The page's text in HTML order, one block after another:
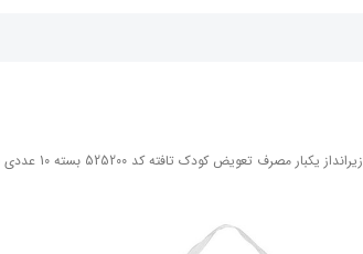
زیرانداز یکبار مصرف تعویض کودک تافته کد 525200 بسته 10 عددی به همراه 2 عدد رایگان